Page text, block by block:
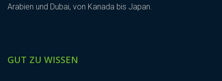
Arabien und Dubai, von Kanada bis Japan.
GUT ZU WISSEN